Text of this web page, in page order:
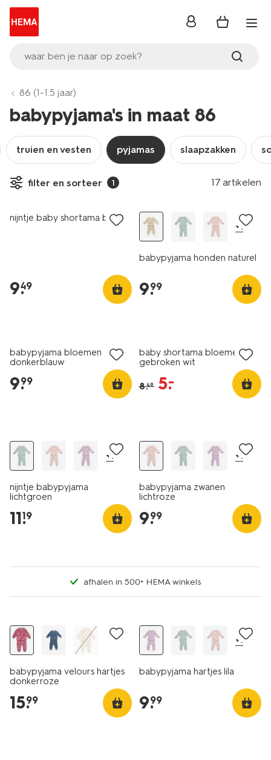
waar ben je naar op zoek?
inloggen
86 (1-1.5 jaar)
babypyjama's in maat 86
truien en vesten pyjamas slaapzakken
filter en sorteer 1 17 artikelen
nijntje baby shortama beige
9.
49
+1
babypyjama honden naturel
9.
99
babypyjama bloemen
donkerblauw
9.
99
baby shortama bloemen
gebroken wit
8.49 5.
–
+1
nijntje babypyjama
lichtgroen
11.
19
+1
babypyjama zwanen
lichtroze
9.
99
afhalen in 500+ HEMA winkels
babypyjama velours hartjes
donkerroze
15.
99
+1
babypyjama hartjes lila
9.
99